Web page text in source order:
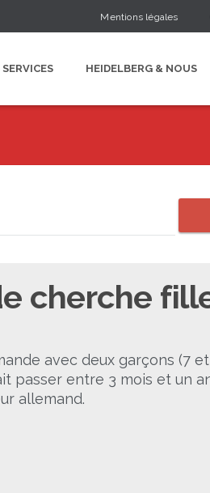
Mentions légales
HEIDELBERG & NOUS
cherche
avec deux garçons (7 et
passer entre 3 mois et un
allemand.